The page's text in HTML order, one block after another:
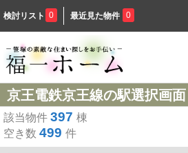
検討リスト 0 最近見た物件 0
京王電鉄京王線の駅選択画面
該当物件 397 棟
空き数 499 件